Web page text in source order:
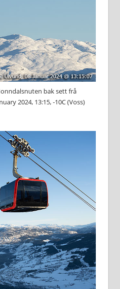
bak sett frå
2024, 13:15, -10C (Voss)